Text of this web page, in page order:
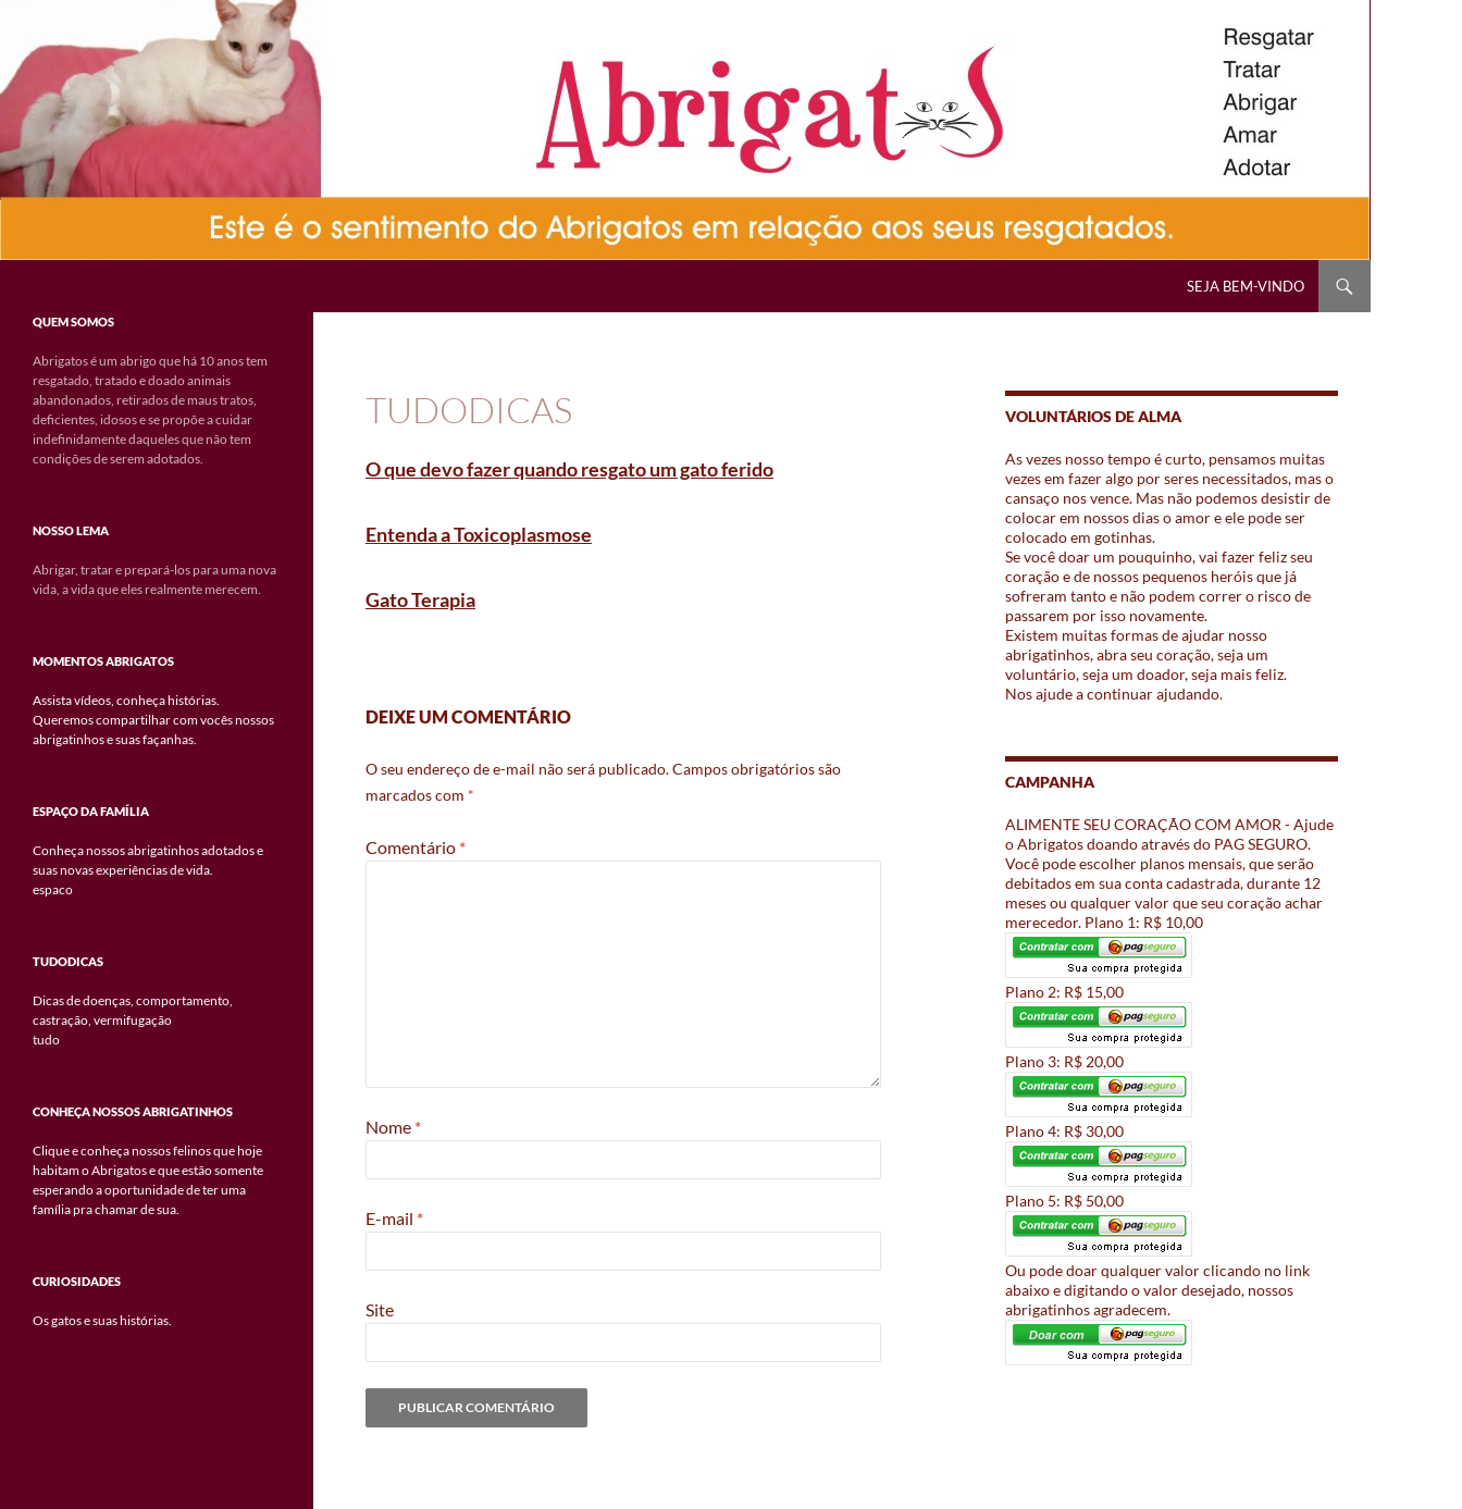
SEJA BEM-VINDO
TUDODICAS
O que devo fazer quando resgato um gato ferido
Entenda a Toxicoplasmose
Gato Terapia
DEIXE UM COMENTÁRIO
O seu endereço de e-mail não será publicado.Campos obrigatórios são
marcados com *
Comentário *
Nome *
E-mail *
Site
VOLUNTÁRIOS DE ALMA
As vezes nosso tempo é curto, pensamos muitas
vezes em fazer algo por seres necessitados, mas o
cansaço nos vence. Mas não podemos desistir de
colocar em nossos dias o amor e ele pode ser
colocado em gotinhas.
Se você doar um pouquinho, vai fazer feliz seu
coração e de nossos pequenos heróis que já
sofreram tanto e não podem correr o risco de
passarem por isso novamente.
Existem muitas formas de ajudar nosso
abrigatinhos, abra seu coração, seja um
voluntário, seja um doador, seja mais feliz.
Nos ajude a continuar ajudando.
CAMPANHA
ALIMENTE SEU CORAÇÃO COM AMOR - Ajude
o Abrigatos doando através do PAG SEGURO.
Você pode escolher planos mensais, que serão
debitados em sua conta cadastrada, durante 12
meses ou qualquer valor que seu coração achar
merecedor. Plano 1: R$ 10,00
Plano 2: R$ 15,00
Plano 3: R$ 20,00
Plano 4: R$ 30,00
Plano 5: R$ 50,00
Ou pode doar qualquer valor clicando no link
abaixo e digitando o valor desejado, nossos
abrigatinhos agradecem.
QUEM SOMOS
Abrigatos é um abrigo que há 10 anos tem
resgatado, tratado e doado animais
abandonados, retirados de maus tratos,
deficientes, idosos e se propõe a cuidar
indefinidamente daqueles que não tem
condições de serem adotados.
NOSSO LEMA
Abrigar, tratar e prepará-los para uma nova
vida, a vida que eles realmente merecem.
MOMENTOS ABRIGATOS
Assista vídeos, conheça histórias.
Queremos compartilhar com vocês nossos
abrigatinhos e suas façanhas.
ESPAÇO DA FAMÍLIA
Conheça nossos abrigatinhos adotados e
suas novas experiências de vida.
espaco
TUDODICAS
Dicas de doenças, comportamento,
castração, vermifugação
tudo
CONHEÇA NOSSOS ABRIGATINHOS
Clique e conheça nossos felinos que hoje
habitam o Abrigatos e que estão somente
esperando a oportunidade de ter uma
família pra chamar de sua.
CURIOSIDADES
Os gatos e suas histórias.